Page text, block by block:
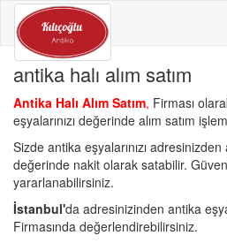
antika halı alım satım
Antika Halı Alım Satım, Firması
eşyalarınızı değerinde alım satım
Sizde antika eşyalarınızı adresinizden
değerinde nakit olarak satabilir.
yararlanabilirsiniz.
İstanbul'da adresinizinden antika
Firmasında değerlendirebilirsiniz.